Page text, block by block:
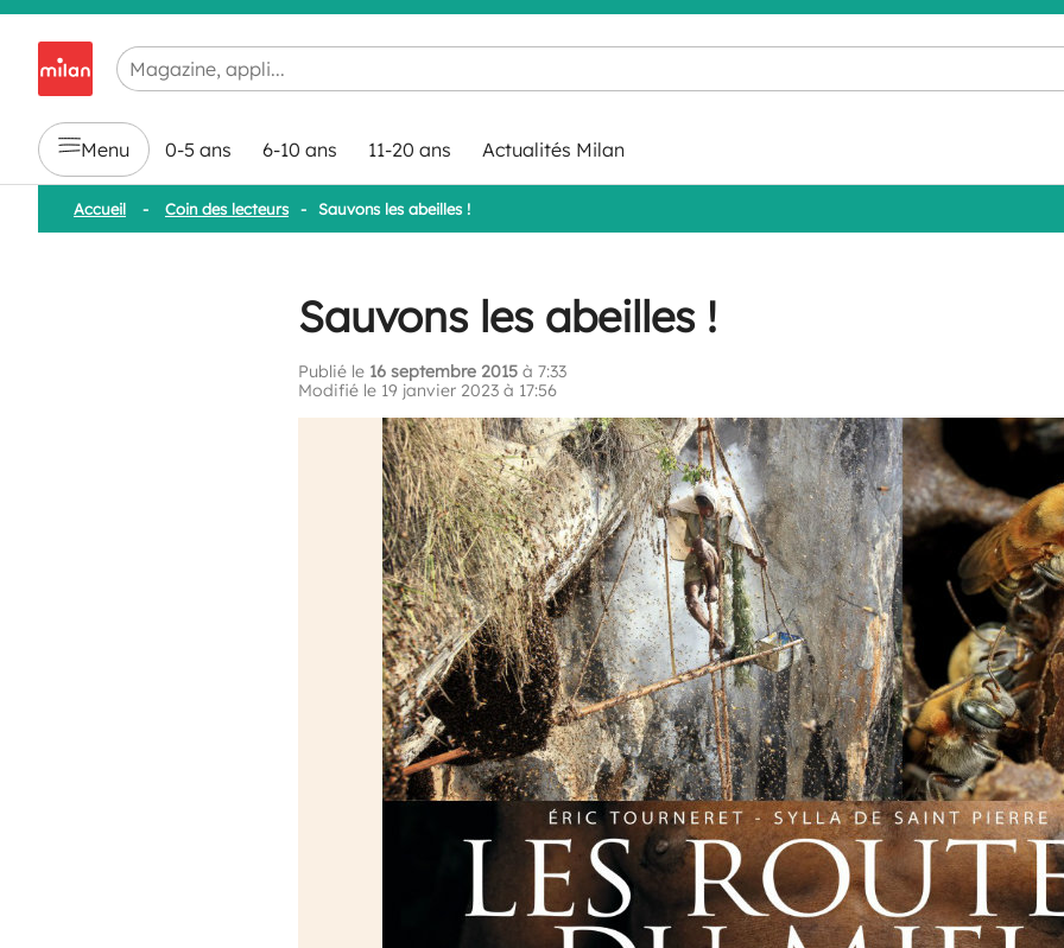
Chargement en cours...
Menu 0-5 ans 6-10 ans 11-20 ans Actualités Milan
Accueil - Coin des lecteurs - Sauvons les abeilles !
Sauvons les abeilles !
Publié le 16 septembre 2015 à 7:33
Modifié le 19 janvier 2023 à 17:56